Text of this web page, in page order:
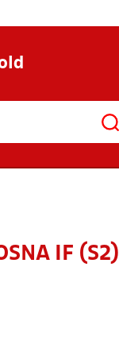
IF (S2)